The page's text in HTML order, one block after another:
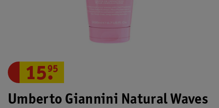
Umberto Giannini Natural Waves
15.
95